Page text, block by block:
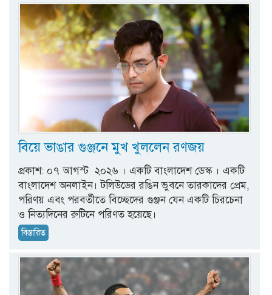
বিয়ে ভাঙার গুঞ্জনে মুখ খুললেন রণজয়
প্রকাশ: ০৭ আগস্ট ২০২৬ । একটি বাংলাদেশ ডেস্ক । একটি
বাংলাদেশ অনলাইন। টলিউডের রঙিন ভুবনে তারকাদের প্রেম,
পরিণয় এবং পরবর্তীতে বিচ্ছেদের গুঞ্জন যেন একটি চিরচেনা
ও নিত্যদিনের রুটিনে পরিণত হয়েছে।
বিস্তারিত